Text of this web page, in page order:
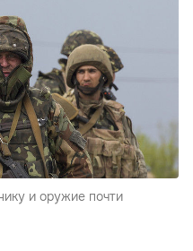
и оружие почти